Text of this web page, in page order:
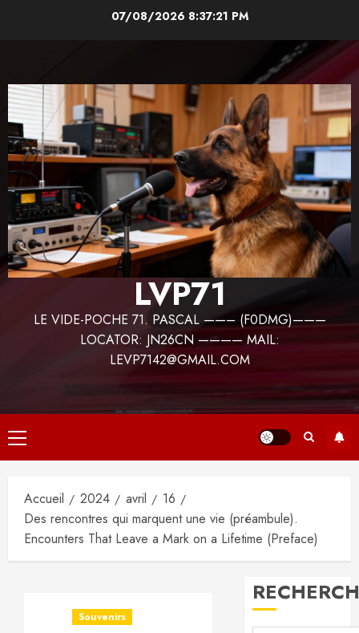
07/08/2026 8:37:22 PM
LVP71
LE VIDE-POCHE 71. PASCAL ——– (F0DMG)———
LOCATOR: JN26CN ———— MAIL:
LEVP7142@GMAIL.COM
Menu
principal
Accueil 2024 avril
16
Des rencontres qui marquent une vie (préambule).
Encounters That Leave a Mark on a Lifetime (Preface)
Souvenirs